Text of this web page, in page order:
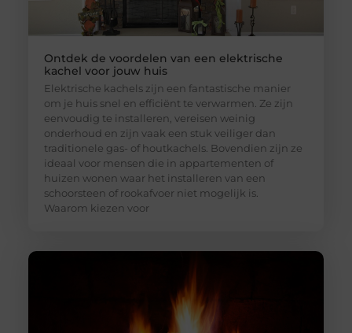
Ontdek de voordelen van een elektrische
kachel voor jouw huis
Elektrische kachels zijn een fantastische manier
om je huis snel en efficiënt te verwarmen. Ze zijn
eenvoudig te installeren, vereisen weinig
onderhoud en zijn vaak een stuk veiliger dan
traditionele gas- of houtkachels. Bovendien zijn ze
ideaal voor mensen die in appartementen of
huizen wonen waar het installeren van een
schoorsteen of rookafvoer niet mogelijk is.
Waarom kiezen voor